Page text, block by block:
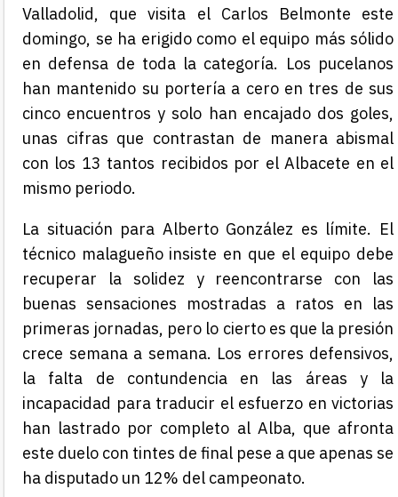
Valladolid, que visita el Carlos Belmonte este
domingo, se ha erigido como el equipo más sólido
en defensa de toda la categoría. Los pucelanos
han mantenido su portería a cero en tres de sus
cinco encuentros y solo han encajado dos goles,
unas cifras que contrastan de manera abismal
con los 13 tantos recibidos por el Albacete en el
mismo periodo.
La situación para Alberto González es límite. El
técnico malagueño insiste en que el equipo debe
recuperar la solidez y reencontrarse con las
buenas sensaciones mostradas a ratos en las
primeras jornadas, pero lo cierto es que la presión
crece semana a semana. Los errores defensivos,
la falta de contundencia en las áreas y la
incapacidad para traducir el esfuerzo en victorias
han lastrado por completo al Alba, que afronta
este duelo con tintes de final pese a que apenas se
ha disputado un 12% del campeonato.